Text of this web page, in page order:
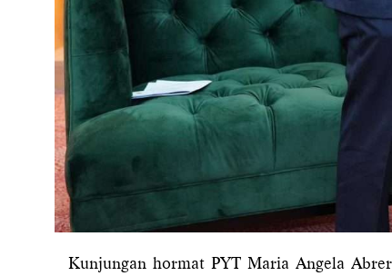
Kunjungan hormat PYT Maria Angela